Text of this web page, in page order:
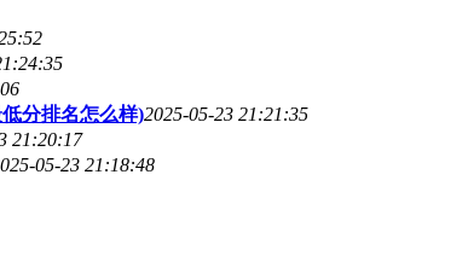
分排名怎么样)2025-05-23 21:21:35
21:20:17
05-23 21:18:48